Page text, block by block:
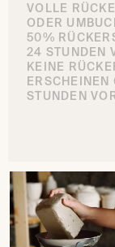
VOLLE
ODER
50%
24 STUNDEN
KEINE
STUNDEN